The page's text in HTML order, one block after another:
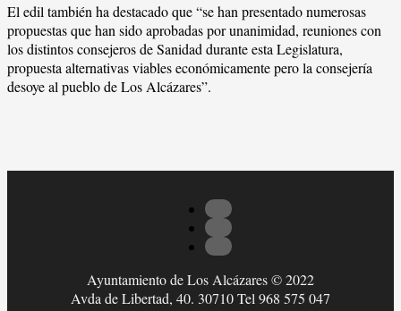
El edil también ha destacado que “se han presentado numerosas
propuestas que han sido aprobadas por unanimidad, reuniones con
los distintos consejeros de Sanidad durante esta Legislatura,
propuesta alternativas viables económicamente pero la consejería
desoye al pueblo de Los Alcázares”.
Ayuntamiento de Los Alcázares © 2022
Avda de Libertad, 40. 30710 Tel 968 575 047